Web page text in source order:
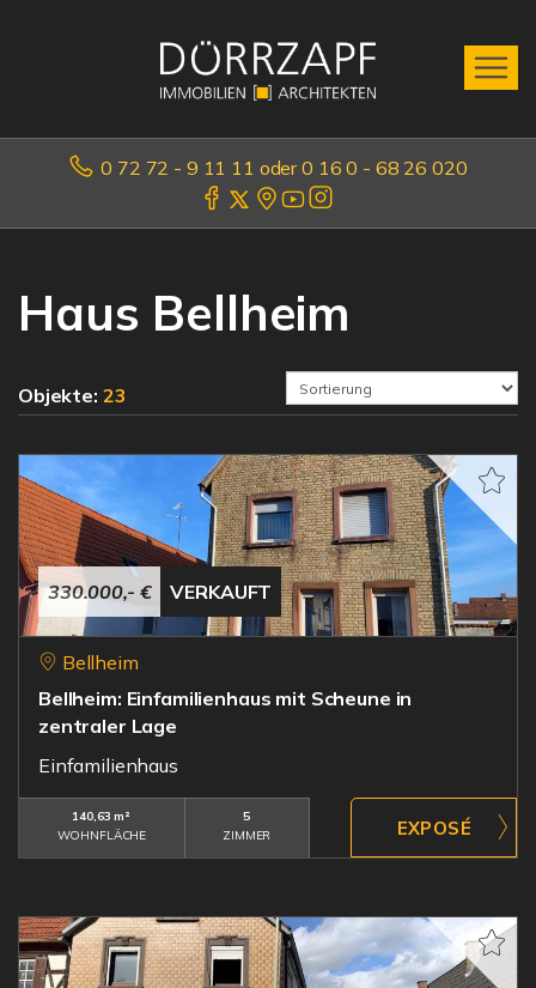
0 72 72 - 9 11 11 oder 0 16 0 - 68 26 020
Haus Bellheim
Objekte: 23
330.000,- € VERKAUFT
Bellheim
Bellheim: Einfamilienhaus mit Scheune in
zentraler Lage
Einfamilienhaus
140,63 m²
WOHNFLÄCHE
5
ZIMMER